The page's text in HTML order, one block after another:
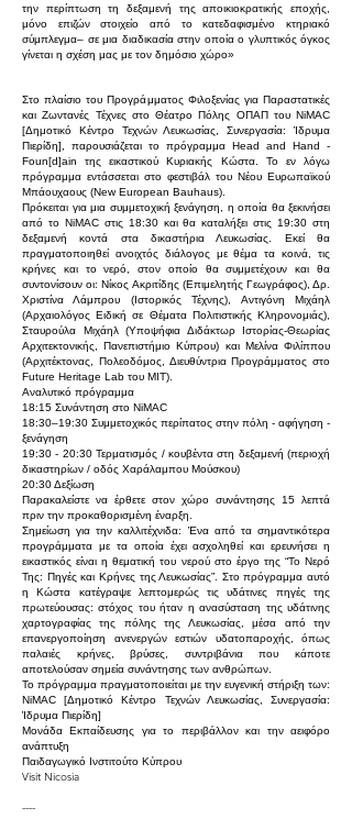
την περίπτωση τη δεξαμενή της αποικιοκρατικής εποχής,
μόνο επιζών στοιχείο από το κατεδαφισμένο κτηριακό
σύμπλεγμα– σε μια διαδικασία στην οποία ο γλυπτικός όγκος
γίνεται η σχέση μας με τον δημόσιο χώρο»
Στο πλαίσιο του Προγράμματος Φιλοξενίας για Παραστατικές
και Ζωντανές Τέχνες στο Θέατρο Πόλης ΟΠΑΠ του NiMAC
[Δημοτικό Κέντρο Τεχνών Λευκωσίας, Συνεργασία: Ίδρυμα
Πιερίδη], παρουσιάζεται το πρόγραμμα Head and Hand -
Foun[d]ain της εικαστικού Κυριακής Κώστα. Το εν λόγω
πρόγραμμα εντάσσεται στο φεστιβάλ του Νέου Ευρωπαϊκού
Μπάουχαους (New European Bauhaus).
Πρόκειται για μια συμμετοχική ξενάγηση, η οποία θα ξεκινήσει
από το NiMAC στις 18:30 και θα καταλήξει στις 19:30 στη
δεξαμενή κοντά στα δικαστήρια Λευκωσίας. Εκεί θα
πραγματοποιηθεί ανοιχτός διάλογος με θέμα τα κοινά, τις
κρήνες και το νερό, στον οποίο θα συμμετέχουν και θα
συντονίσουν οι: Νίκος Ακριτίδης (Επιμελητής Γεωγράφος), Δρ.
Χριστίνα Λάμπρου (Ιστορικός Τέχνης), Αντιγόνη Μιχάηλ
(Αρχαιολόγος Ειδική σε Θέματα Πολιτιστικής Κληρονομιάς),
Σταυρούλα Μιχάηλ (Υποψήφια Διδάκτωρ Ιστορίας-Θεωρίας
Αρχιτεκτονικής, Πανεπιστήμιο Κύπρου) και Μελίνα Φιλίππου
(Αρχιτέκτονας, Πολεοδόμος, Διευθύντρια Προγράμματος στο
Future Heritage Lab του ΜΙΤ).
Αναλυτικό πρόγραμμα
18:15 Συνάντηση στο NiMAC
18:30–19:30 Συμμετοχικός περίπατος στην πόλη - αφήγηση -
ξενάγηση
19:30 - 20:30 Τερματισμός / κουβέντα στη δεξαμενή (περιοχή
δικαστηρίων / οδός Χαράλαμπου Μούσκου)
20:30 Δεξίωση
Παρακαλείστε να έρθετε στον χώρο συνάντησης 15 λεπτά
πριν την προκαθορισμένη έναρξη.
Σημείωση για την καλλιτέχνιδα: Ένα από τα σημαντικότερα
προγράμματα με τα οποία έχει ασχοληθεί και ερευνήσει η
εικαστικός είναι η θεματική του νερού στο έργο της “Το Νερό
Της: Πηγές και Κρήνες της Λευκωσίας”. Στο πρόγραμμα αυτό
η Κώστα κατέγραψε λεπτομερώς τις υδάτινες πηγές της
πρωτεύουσας: στόχος του ήταν η ανασύσταση της υδάτινης
χαρτογραφίας της πόλης της Λευκωσίας, μέσα από την
επανεργοποίηση ανενεργών εστιών υδατοπαροχής, όπως
παλαιές κρήνες, βρύσες, συντριβάνια που κάποτε
αποτελούσαν σημεία συνάντησης των ανθρώπων.
Το πρόγραμμα πραγματοποιείται με την ευγενική στήριξη των:
NiMAC [Δημοτικό Κέντρο Τεχνών Λευκωσίας, Συνεργασία:
Ίδρυμα Πιερίδη]
Μονάδα Εκπαίδευσης για το περιβάλλον και την αειφόρο
ανάπτυξη
Παιδαγωγικό Ινστιτούτο Κύπρου
Visit Nicosia
----